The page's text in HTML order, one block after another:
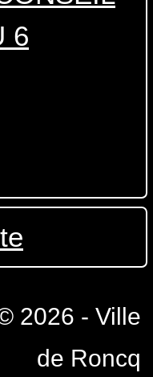
6
2026 - Ville
de Roncq